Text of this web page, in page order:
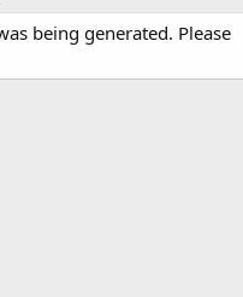
being generated. Please